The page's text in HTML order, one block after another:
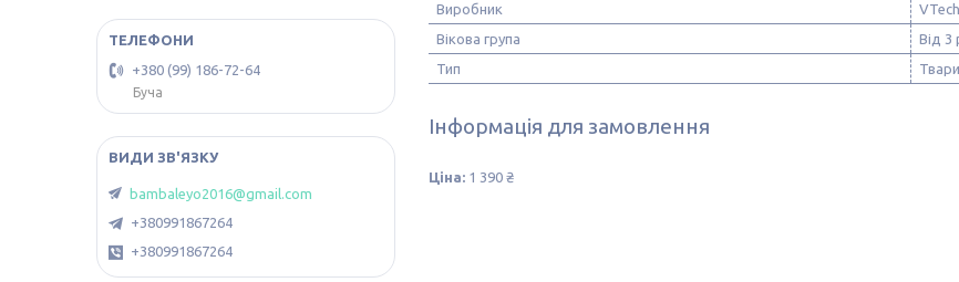
Виробник
VTech
Вікова група
Від 3
Тип
Інформація для замовлення
Ціна: 1 390 ₴
+380 (99) 186-72-64
Буча
bambaleyo2016@gmail.com
+380991867264
+380991867264